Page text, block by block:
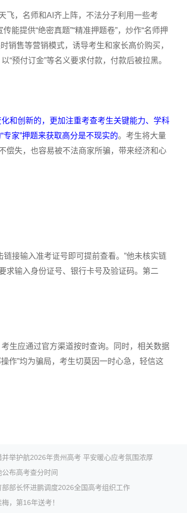
，名师和AI齐上阵，不法分子利用一些考
能提供“绝密真题”“精准押题卷”，炒作“名师押
销售等营销模式，诱导考生和家长高价购买，
预付订金”等名义要求付款，付款后被拉黑。
和创新的，更加注重考查考生关键能力、学科
家”押题来获取高分是不现实的。考生将大量
偿失，也容易被不法商家所骗，带来经济和心
接输入准考证号即可提前查看。”他未核实链
求输入身份证号、银行卡号及验证码。第二
应通过官方渠道按时查询。同时，相关数据
作”均为骗局，考生切莫因一时心急，轻信这
并举护航2026年贵州高考 平安暖心应考氛围浓厚
公布高考查分时间
部部长怀进鹏调度2026全国高考组织工作
梅，第16年送考！